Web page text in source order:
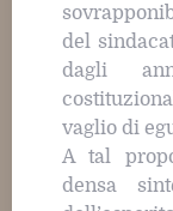
del
dagli
vaglio di
A tal
densa